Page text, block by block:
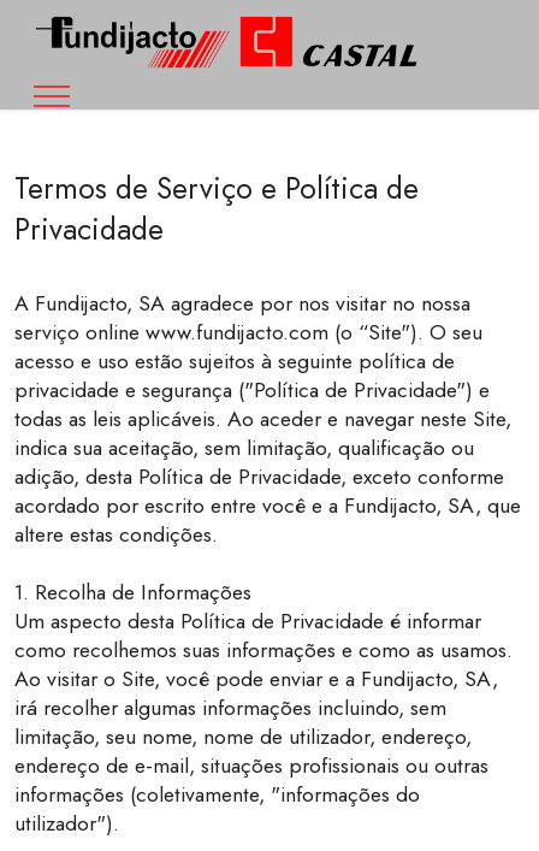
Termos de Serviço e Política de
Privacidade
A Fundijacto, SA agradece por nos visitar no nossa
serviço online www.fundijacto.com (o “Site"). O seu
acesso e uso estão sujeitos à seguinte política de
privacidade e segurança ("Política de Privacidade") e
todas as leis aplicáveis. Ao aceder e navegar neste Site,
indica sua aceitação, sem limitação, qualificação ou
adição, desta Política de Privacidade, exceto conforme
acordado por escrito entre você e a Fundijacto, SA, que
altere estas condições.
1. Recolha de Informações
Um aspecto desta Política de Privacidade é informar
como recolhemos suas informações e como as usamos.
Ao visitar o Site, você pode enviar e a Fundijacto, SA,
irá recolher algumas informações incluindo, sem
limitação, seu nome, nome de utilizador, endereço,
endereço de e-mail, situações profissionais ou outras
informações (coletivamente, "informações do
utilizador").